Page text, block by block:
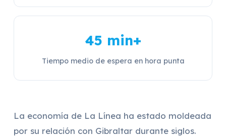
45 min+
Tiempo medio de espera en hora punta
La economía de La Línea ha estado moldeada
por su relación con Gibraltar durante siglos.